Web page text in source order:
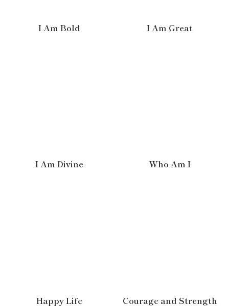
I Am Bold I Am Great
I Am Divine Who Am I
Happy Life Courage and Strength